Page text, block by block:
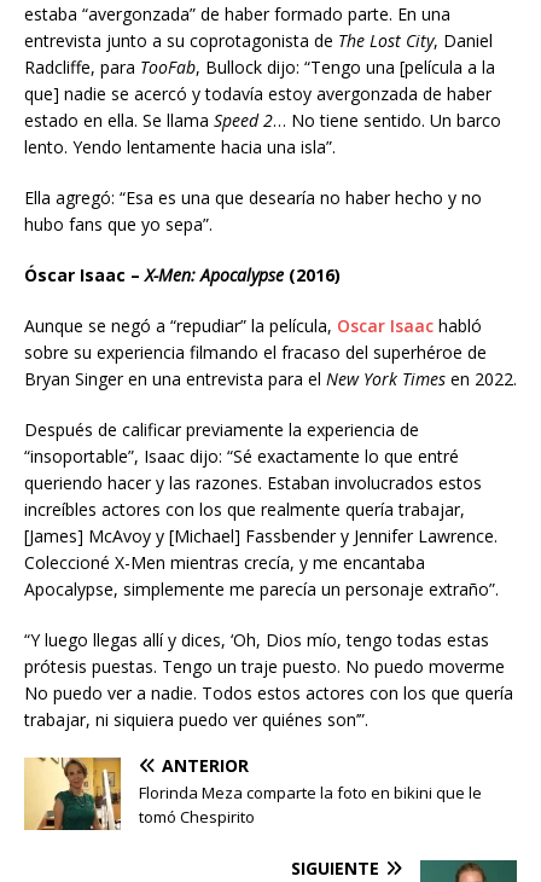
estaba “avergonzada” de haber formado parte. En una
entrevista junto a su coprotagonista de The Lost City, Daniel
Radcliffe, para TooFab, Bullock dijo: “Tengo una [película a la
que] nadie se acercó y todavía estoy avergonzada de haber
estado en ella. Se llama Speed 2… No tiene sentido. Un barco
lento. Yendo lentamente hacia una isla”.
Ella agregó: “Esa es una que desearía no haber hecho y no
hubo fans que yo sepa”.
Óscar Isaac –X-Men: Apocalypse (2016)
Aunque se negó a “repudiar” la película, Oscar Isaac habló
sobre su experiencia filmando el fracaso del superhéroe de
Bryan Singer en una entrevista para el New York Times en 2022.
Después de calificar previamente la experiencia de
“insoportable”, Isaac dijo: “Sé exactamente lo que entré
queriendo hacer y las razones. Estaban involucrados estos
increíbles actores con los que realmente quería trabajar,
[James] McAvoy y [Michael] Fassbender y Jennifer Lawrence.
Coleccioné X-Men mientras crecía, y me encantaba
Apocalypse, simplemente me parecía un personaje extraño”.
“Y luego llegas allí y dices, ‘Oh, Dios mío, tengo todas estas
prótesis puestas. Tengo un traje puesto. No puedo moverme
No puedo ver a nadie. Todos estos actores con los que quería
trabajar, ni siquiera puedo ver quiénes son’”.
ANTERIOR
Florinda Meza comparte la foto en bikini que le
tomó Chespirito
SIGUIENTE